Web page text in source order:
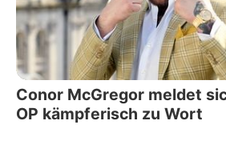
Conor McGregor meldet
OP kämpferisch zu Wort